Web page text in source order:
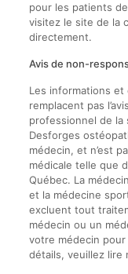
pour les patients
visitez le site de la
directement.
Avis de non-
Les informations
remplacent pas
professionnel de la
Desforges
médecin, et n’est
médicale telle que
Québec. La
et la médecine
excluent tout
médecin ou un
votre médecin
détails, veuillez lire